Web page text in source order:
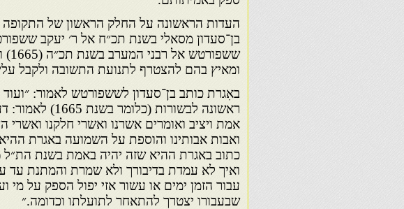
העדות הראשונה על החלק הראשון של התקופה
בן־סעדון מסאלי בשנת תכ״ח אל ר׳ יעקב
ומאיץ בהם להצטרף לתנועת התשובה ולקבל
באִגרת כותב בן־סעדון לששפורטש לאמור:
ראשונה לבשורות
אמת ויציב ואומרים אשרנו ואשרי חלקנו ואשרי
ואבות אבותינו והוספת על השמועה באגרת
ואיך לא עמדת בדיבורך ולא שמרת והמתנת עד
עבור הזמן ימים או עשור אזי יפול הספק על
שבעבורו יצטרך להתאחר לתועלתו וכדומה.״